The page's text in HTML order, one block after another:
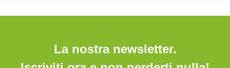
La nostra newsletter.